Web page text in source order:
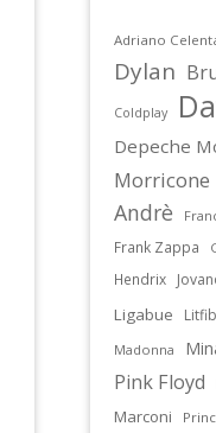
Adriano
Dylan
Coldplay
Depeche
Morricone
Andrè
Frank Zappa
Hendrix
Ligabue
Madonna
Pink Floyd
Marconi